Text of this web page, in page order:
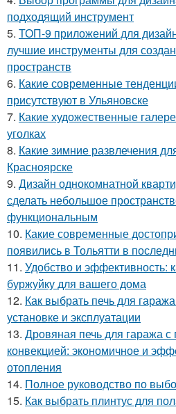
подходящий инструмент
5. ТОП-9 приложений для
лучшие инструменты для
пространств
6. Какие современные
присутствуют в Ульяновске
7. Какие художественные
уголках
8. Какие зимние развлечения
Красноярске
9. Дизайн однокомнатной
сделать небольшое
функциональным
10. Какие современные
появились в Тольятти в
11. Удобство и эффективность:
буржуйку для вашего дома
12. Как выбрать печь для
установке и эксплуатации
13. Дровяная печь для гаража с
конвекцией: экономичное и
отопления
14. Полное руководство по
15. Как выбрать плинтус для